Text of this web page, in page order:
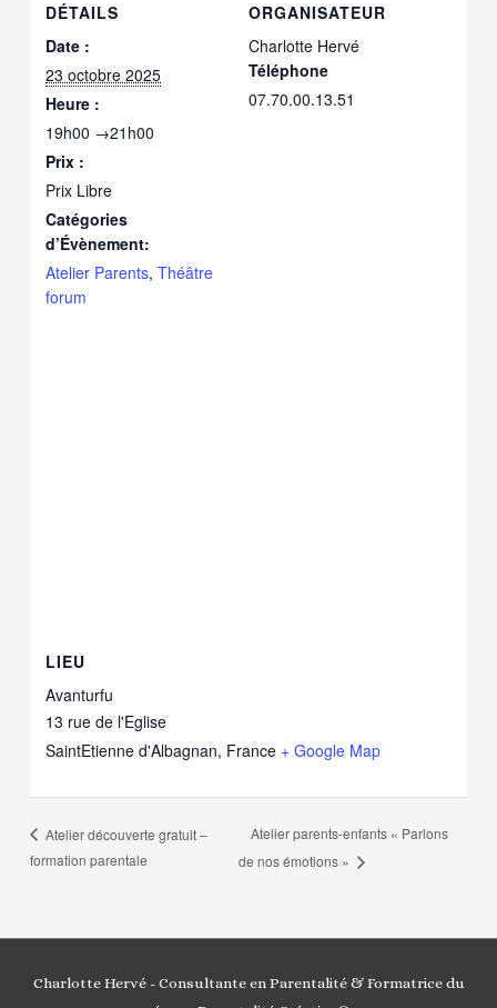
DÉTAILS
Date :
23 octobre 2025
Heure :
19h00 →21h00
Prix :
Prix Libre
Catégories
d’Évènement:
Atelier Parents,Théâtre
forum
ORGANISATEUR
Charlotte Hervé
Téléphone
07.70.00.13.51
LIEU
Avanturfu
13 rue de l'Eglise
SaintEtienne d'Albagnan, France + Google Map
Atelier découverte gratuit –
formation parentale
Atelier parents-enfants « Parlons
de nos émotions »
Charlotte Hervé - Consultante en Parentalité & Formatrice du